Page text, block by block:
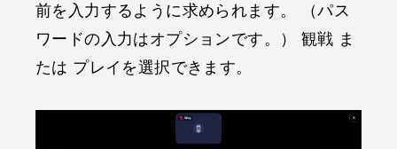
前を入力するように求められます。 （パス
ワードの入力はオプションです。） 観戦 ま
たは プレイを選択できます。